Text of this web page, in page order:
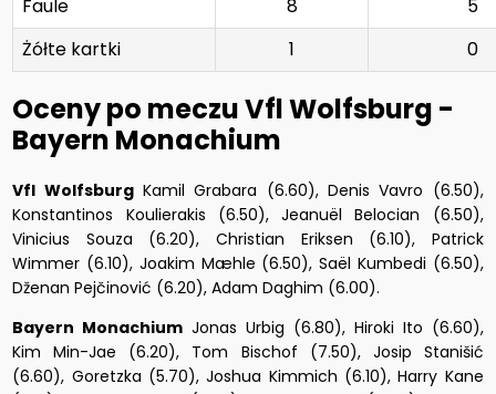
Faule 8
5
Żółte kartki
1 0
Oceny po meczu Vfl Wolfsburg -
Bayern Monachium
Vfl WolfsburgKamil Grabara (6.60), Denis Vavro (6.50),
Konstantinos Koulierakis (6.50), Jeanuël Belocian (6.50),
Vinicius Souza (6.20), Christian Eriksen (6.10), Patrick
Wimmer (6.10), Joakim Mæhle (6.50), Saël Kumbedi (6.50),
Dženan Pejčinović (6.20), Adam Daghim (6.00).
Bayern Monachium Jonas Urbig (6.80), Hiroki Ito (6.60),
Kim Min-Jae (6.20), Tom Bischof (7.50), Josip Stanišić
(6.60), Goretzka (5.70), Joshua Kimmich (6.10), Harry Kane